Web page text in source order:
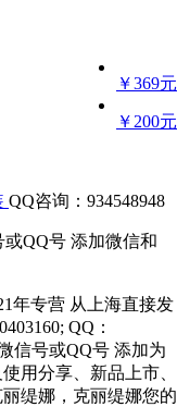
￥369元
￥200元
QQ咨询：934548948
或QQ号 添加微信和
年专营 从上海直接发
QQ：
信号或QQ号 添加为
用分享、新品上市、
缇娜，克丽缇娜您的